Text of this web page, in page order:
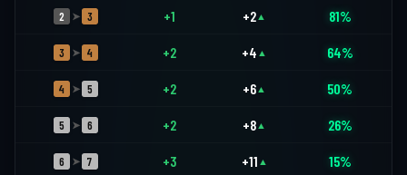
2 ➤ 3 +1 +2 ▲ 81%
3 ➤ 4 +2 +4 ▲ 64%
4 ➤ 5 +2 +6 ▲ 50%
5 ➤ 6 +2 +8 ▲ 26%
6 ➤ 7 +3 +11 ▲ 15%